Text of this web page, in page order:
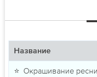
Название
⭐ Окрашивание